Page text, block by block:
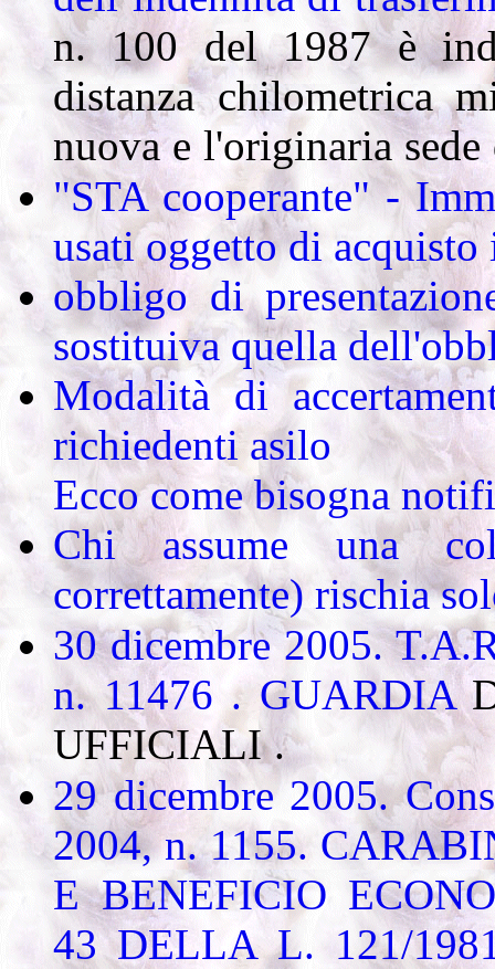
n. 100 del 1987 è
distanza chilometrica
nuova e l'originaria
"STA cooperante" -
usati oggetto di
obbligo di
sostituiva quella
Modalità di
richiedenti asilo
Ecco come bisogna
Chi assume una
correttamente) rischia
30 dicembre 2005.
n. 11476 . GUARDIA
UFFICIALI .
29 dicembre 2005.
2004, n. 1155.
E BENEFICIO
43 DELLA L. 121/